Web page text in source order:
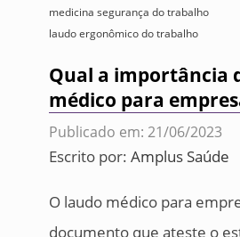
medicina segurança do trabalho
laudo ergonômico do trabalho
Qual a importância
médico para
Publicado em: 21/06/2023
Escrito por: Amplus Saúde
O laudo médico para
documento que ateste o